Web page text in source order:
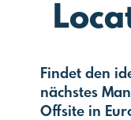
Findet den
nächstes
Offsite in